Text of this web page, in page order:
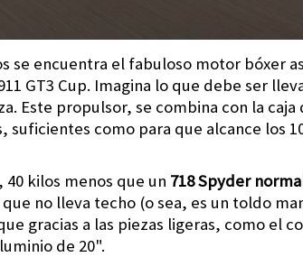
se encuentra el fabuloso motor bóxer
GT3 Cup. Imagina lo que debe ser
Este propulsor, se combina con la caja
como para que alcance los
kilos menos que un 718 Spyder
que no lleva techo (o sea, es un toldo
gracias a las piezas ligeras, como el
de 20".